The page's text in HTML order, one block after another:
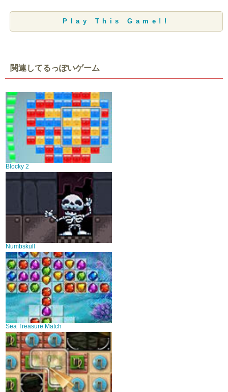
Play This Game!!
関連してるっぽいゲーム
Blocky 2
Numbskull
Sea Treasure Match